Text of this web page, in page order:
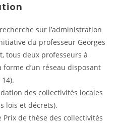
sur l’administration
du professeur Georges
tous deux professeurs à
forme d’un réseau disposant
des collectivités locales
lois et décrets).
Prix de thèse des collectivités